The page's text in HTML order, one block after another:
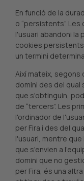
En funció de la
o “persistents”.
l'usuari abandoni la
cookies
un termini
Així mateix, segons
domini des del
que s'obtinguin,
de “tercers”. Les
l'ordinador de
per Fira i des del
l'usuari, mentre
que s'envien a
domini que no
per Fira, és una